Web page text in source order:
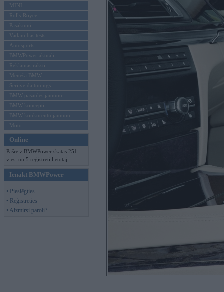
MINI
Rolls-Royce
Pasākumi
Vadāmības tests
Autosports
BMWPower aktuāli
Reklāmas raksti
Mēneša BMW
Sērijveida tūnings
BMW pasaules jaunumi
BMW koncepti
BMW konkurentu jaunumi
Moto
Online
Pašreiz BMWPower skatās 251
viesi un 5 reģistrēti lietotāji.
Ienākt BMWPower
• Pieslēgties
• Reģistrēties
• Aizmirsi paroli?